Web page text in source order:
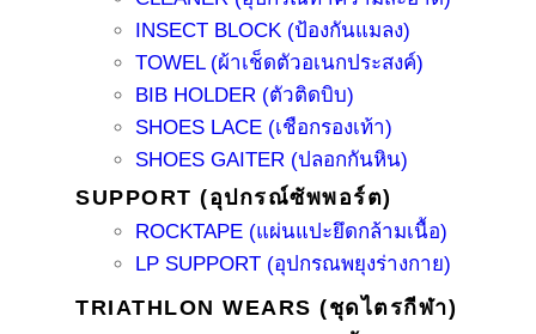
INSECT BLOCK (ป้องกันแมลง)
TOWEL (ผ้าเช็ดตัวอเนกประสงค์)
BIB HOLDER (ตัวติดบิบ)
SHOES LACE (เชือกรองเท้า)
SHOES GAITER (ปลอกกันหิน)
SUPPORT (อุปกรณ์ซัพพอร์ต)
ROCKTAPE (แผ่นแปะยึดกล้ามเนื้อ)
LP SUPPORT (อุปกรณพยุงร่างกาย)
TRIATHLON WEARS (ชุดไตรกีฬา)